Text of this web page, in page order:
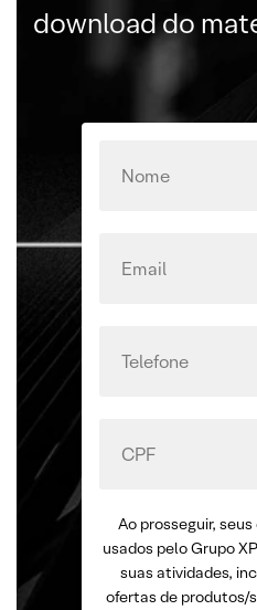
download do
Ao prosseguir,
usados pelo Grupo
suas atividades,
ofertas de produtos/